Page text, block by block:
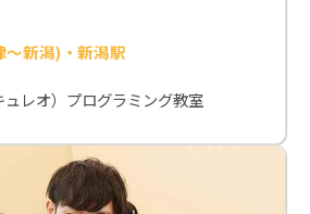
新潟)・新潟駅
ュレオ）プログラミング教室